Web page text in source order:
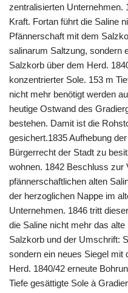
zentralisierten Unternehmen.
Kraft. Fortan führt die Saline
Pfännerschaft mit dem
salinarum Saltzung, sondern
Salzkorb über dem Herd.
konzentrierter Sole. 153 m
nicht mehr benötigt werden
heutige Ostwand des
bestehen. Damit ist die
gesichert.1835 Aufhebung
Bürgerrecht der Stadt zu
wohnen. 1842 Beschluss zur
pfännerschaftlichen alten
der herzoglichen Nappe im
Unternehmen. 1846 tritt
die Saline nicht mehr das
Salzkorb und der Umschrift:
sondern ein neues Siegel mit
Herd. 1840/42 erneute
Tiefe gesättigte Sole à